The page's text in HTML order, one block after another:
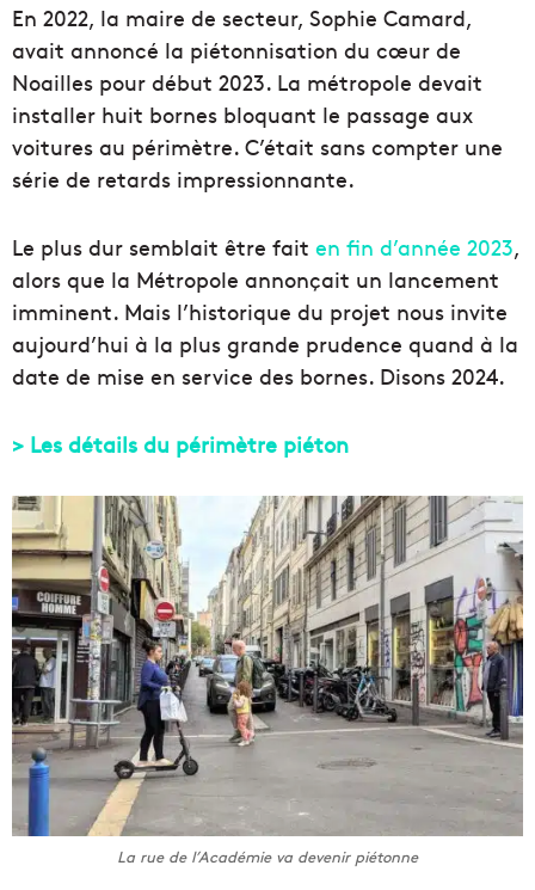
En 2022, la maire de secteur, Sophie Camard,
avait annoncé la piétonnisation du cœur de
Noailles pour début 2023. La métropole devait
installer huit bornes bloquant le passage aux
voitures au périmètre. C’était sans compter une
série de retards impressionnante.
Le plus dur semblait être fait en fin d’année 2023,
alors que la Métropole annonçait un lancement
imminent. Mais l’historique du projet nous invite
aujourd’hui à la plus grande prudence quand à la
date de mise en service des bornes. Disons 2024.
> Les détails du périmètre piéton
La rue de l’Académie va devenir piétonne